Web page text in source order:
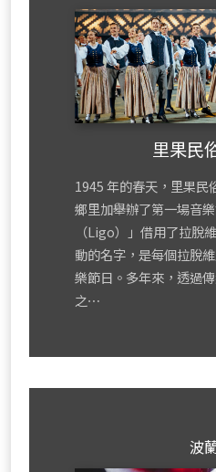
里果民
1945 年的春天，里果民
鄉里加舉辦了第一場音
（Ligo）」借用了拉脫
動的名字，是每個拉脫
樂節日。多年來，透過
之⋯
波